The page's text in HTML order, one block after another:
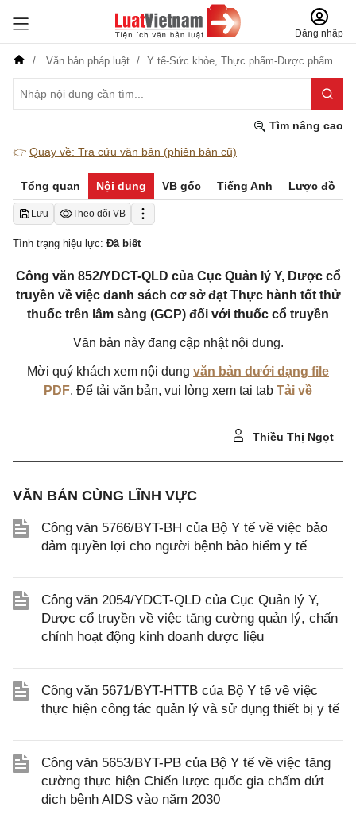
Đăng nhập
Văn bản pháp luật Y tế-Sức khỏe, Thực phẩm-Dược phẩm
Tìm nâng cao
👉 Quay về: Tra cứu văn bản (phiên bản cũ)
Tổng quan Nội dung VB gốc Tiếng Anh Lược đồ
Lưu Theo dõi VB
Tình trạng hiệu lực: Đã biết
Công văn 852/YDCT-QLD của Cục Quản lý Y, Dược cổ
truyền về việc danh sách cơ sở đạt Thực hành tốt thử
thuốc trên lâm sàng (GCP) đối với thuốc cổ truyền
Văn bản này đang cập nhật nội dung.
Mời quý khách xem nội dung văn bản dưới dạng file
PDF. Để tải văn bản, vui lòng xem tại tab Tải về
Thiều Thị Ngọt
VĂN BẢN CÙNG LĨNH VỰC
Công văn 5766/BYT-BH của Bộ Y tế về việc bảo
đảm quyền lợi cho người bệnh bảo hiểm y tế
Công văn 2054/YDCT-QLD của Cục Quản lý Y,
Dược cổ truyền về việc tăng cường quản lý, chấn
chỉnh hoạt động kinh doanh dược liệu
Công văn 5671/BYT-HTTB của Bộ Y tế về việc
thực hiện công tác quản lý và sử dụng thiết bị y tế
Công văn 5653/BYT-PB của Bộ Y tế về việc tăng
cường thực hiện Chiến lược quốc gia chấm dứt
dịch bệnh AIDS vào năm 2030